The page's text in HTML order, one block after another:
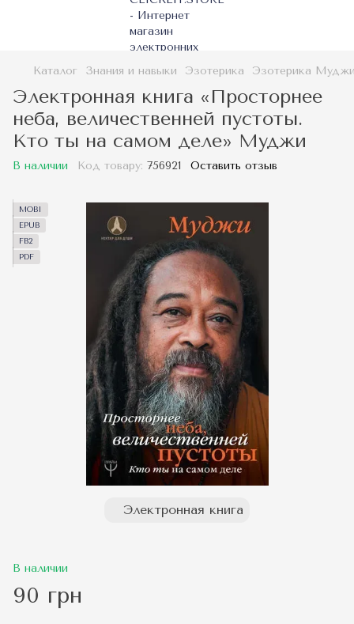
Каталог Знания и навыки Эзотерика Эзотерика
Электронная книга «Просторнее
неба, величественней пустоты.
Кто ты на самом деле» Муджи
В наличии Код товару: 756921 Оставить отзыв
MOBI
EPUB
FB2
PDF
Электронная книга
В наличии
90 грн